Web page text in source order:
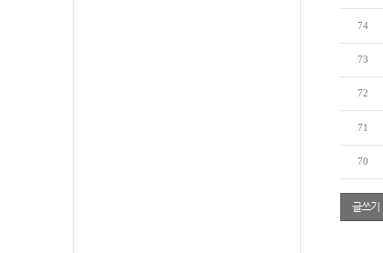
74
73
72
71
70
글쓰기